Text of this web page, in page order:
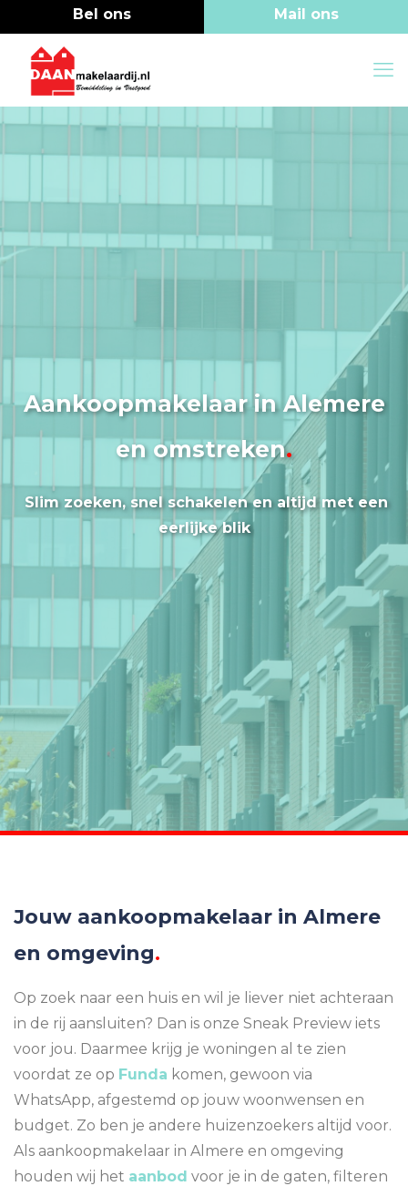
Aankoopmakelaar in Alemere
en omstreken.
Slim zoeken, snel schakelen en altijd met een
eerlijke blik
Jouw aankoopmakelaar in Almere
en omgeving.
Op zoek naar een huis en wil je liever niet achteraan
in de rij aansluiten? Dan is onze Sneak Preview iets
voor jou. Daarmee krijg je woningen al te zien
voordat ze op Funda komen, gewoon via
WhatsApp, afgestemd op jouw woonwensen en
budget. Zo ben je andere huizenzoekers altijd voor.
Als aankoopmakelaar in Almere en omgeving
houden wij het aanbod voor je in de gaten, filteren